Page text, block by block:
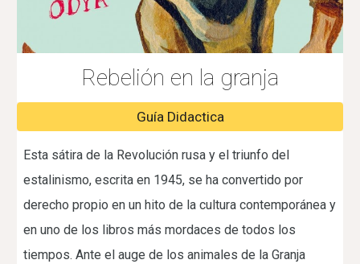
Rebelión en la granja
Guía Didactica
Esta sátira de la Revolución rusa y el triunfo del
estalinismo, escrita en 1945, se ha convertido por
derecho propio en un hito de la cultura contemporánea y
en uno de los libros más mordaces de todos los
tiempos. Ante el auge de los animales de la Granja